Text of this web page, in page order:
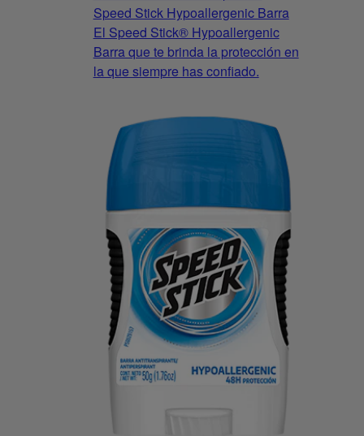
Speed Stick Hypoallergenic Barra
El Speed Stick® Hypoallergenic
Barra que te brinda la protección en
la que siempre has confiado.